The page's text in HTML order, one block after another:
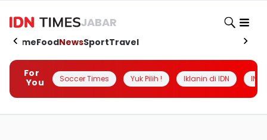
JABAR
HomeFoodNewsSportTravel
For
You
Soccer Times Yuk Pilih ! Iklanin di IDN